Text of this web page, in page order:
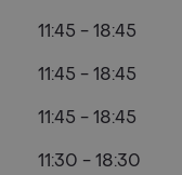
11:45 - 18:45
11:45 - 18:45
11:45 - 18:45
11:30 - 18:30